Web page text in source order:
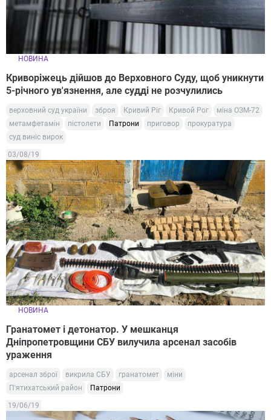
НОВИНА
Криворіжець дійшов до Верховного Суду, щоб уникнути
5-річного ув'язнення, але судді не розчулились
верховний суд україни зброя Кривий Ріг Кривой Рог
міна ОЗМ-72
метамфетамін
пістолети Патрони приговор
прокуратура
суд виніс вирок
03/08/19
НОВИНА
Гранатомет і детонатор. У мешканця
Дніпропетровщини СБУ вилучила арсенал засобів
ураження
арсенал зброї викрила СБУ гранатомет
міни
П'ятихатський район
Патрони
19/06/19